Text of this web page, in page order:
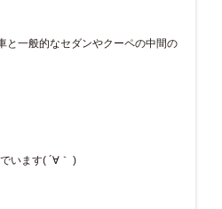
と一般的なセダンやクーペの中間の
います( ´∀｀ )